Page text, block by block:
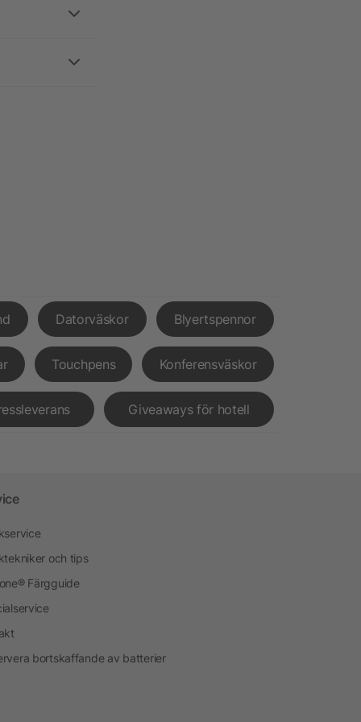
Datorväskor Blyertspennor
Touchpens Konferensväskor
Giveaways för hotell
och tips
Färgguide
bortskaffande av batterier